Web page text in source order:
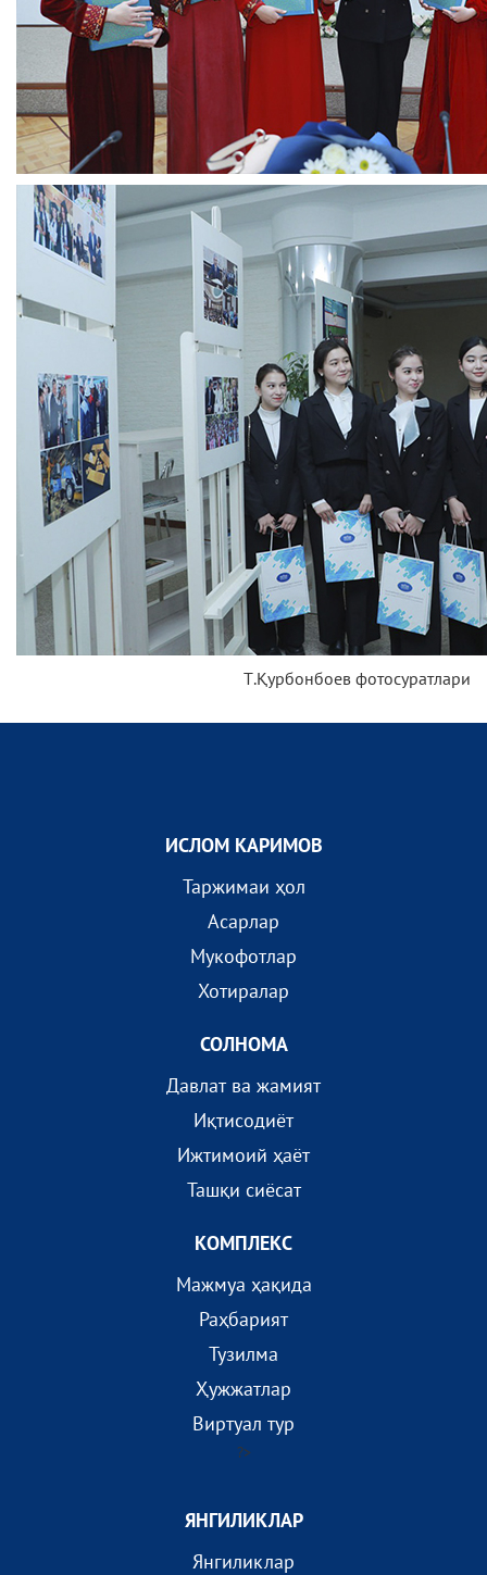
Т.Қурбонбоев фотосуратлари
ИСЛОМ КАРИМОВ
Таржимаи ҳол
Асарлар
Мукофотлар
Хотиралар
СОЛНОМА
Давлат ва жамият
Иқтисодиёт
Ижтимоий ҳаёт
Ташқи сиёсат
КОМПЛEКС
Мажмуа ҳақида
Раҳбарият
Тузилма
Ҳужжатлар
Виртуал тур
?>
ЯНГИЛИКЛАР
Янгиликлар